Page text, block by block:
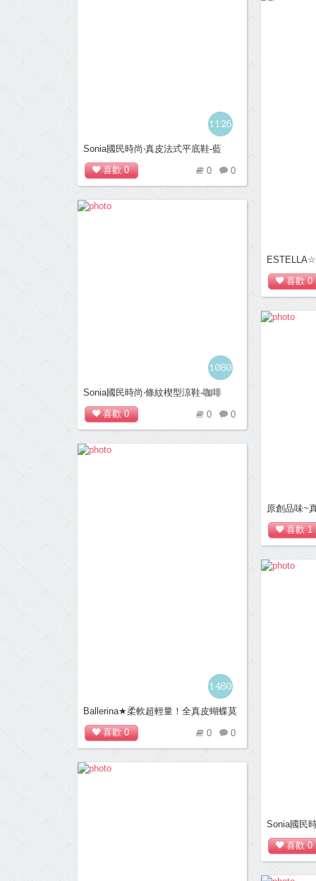
1126
Sonia國民時尚‧真皮法式平底鞋-藍
喜歡0 0
0
蝶結低跟鞋
喜歡0
1080
Sonia國民時尚‧條紋楔型涼鞋-咖啡
喜歡0 0
0
原創品味~
休閒平底鞋
喜歡1
1480
Ballerina★柔軟超輕量！全真皮蝴蝶莫
卡辛S型豆豆鞋(咖)
喜歡0 0
0
Sonia國民
喜歡0